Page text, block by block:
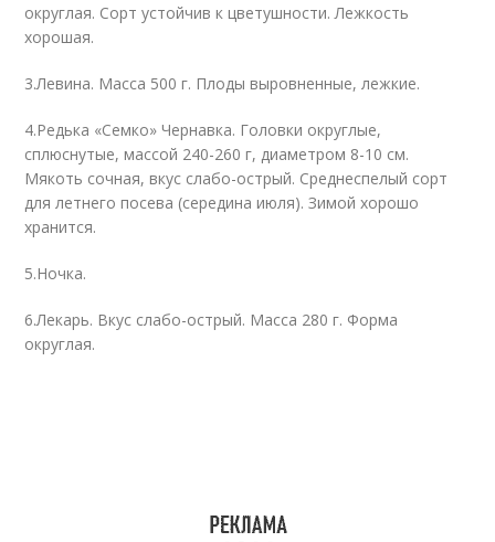
округлая. Сорт устойчив к цветушности. Лежкость
хорошая.
3.Левина. Масса 500 г. Плоды выровненные, лежкие.
4.Редька «Семко» Чернавка. Головки округлые,
сплюснутые, массой 240-260 г, диаметром 8-10 см.
Мякоть сочная, вкус слабо-острый. Среднеспелый сорт
для летнего посева (середина июля). Зимой хорошо
хранится.
5.Ночка.
6.Лекарь. Вкус слабо-острый. Масса 280 г. Форма
округлая.